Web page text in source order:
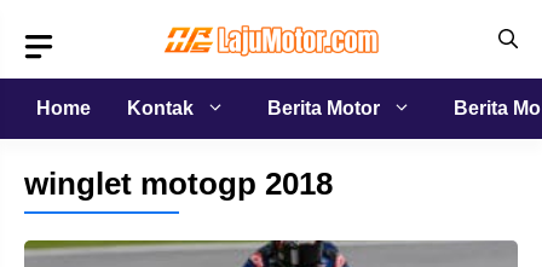
isi
Home
Kontak Berita Motor Berita
winglet motogp 2018